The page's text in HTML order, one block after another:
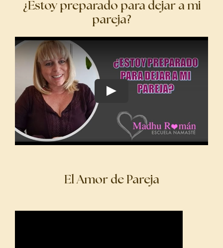
¿Estoy preparado para dejar a mi
pareja?
El Amor de Pareja